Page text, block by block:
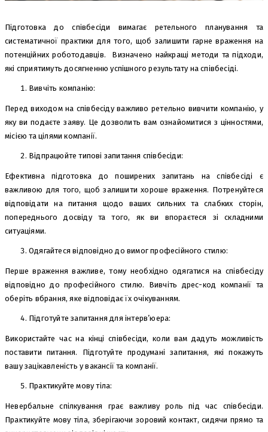
Підготовка до співбесіди вимагає ретельного планування та
систематичної практики для того, щоб залишити гарне враження на
потенційних роботодавців. Визначено найкращі методи та підходи,
які сприятимуть досягненню успішного результату на співбесіді.
Вивчіть компанію:
Перед виходом на співбесіду важливо ретельно вивчити компанію, у
яку ви подаєте заяву. Це дозволить вам ознайомитися з цінностями,
місією та цілями компанії.
Відпрацюйте типові запитання співбесіди:
Ефективна підготовка до поширених запитань на співбесіді є
важливою для того, щоб залишити хороше враження. Потренуйтеся
відповідати на питання щодо ваших сильних та слабких сторін,
попереднього досвіду та того, як ви впораєтеся зі складними
ситуаціями.
Одягайтеся відповідно до вимог професійного стилю:
Перше враження важливе, тому необхідно одягатися на співбесіду
відповідно до професійного стилю. Вивчіть дрес-код компанії та
оберіть вбрання, яке відповідає їх очікуванням.
Підготуйте запитання для інтерв’юера:
Використайте час на кінці співбесіди, коли вам дадуть можливість
поставити питання. Підготуйте продумані запитання, які покажуть
вашу зацікавленість у вакансії та компанії.
Практикуйте мову тіла:
Невербальне спілкування грає важливу роль під час співбесіди.
Практикуйте мову тіла, зберігаючи зоровий контакт, сидячи прямо та